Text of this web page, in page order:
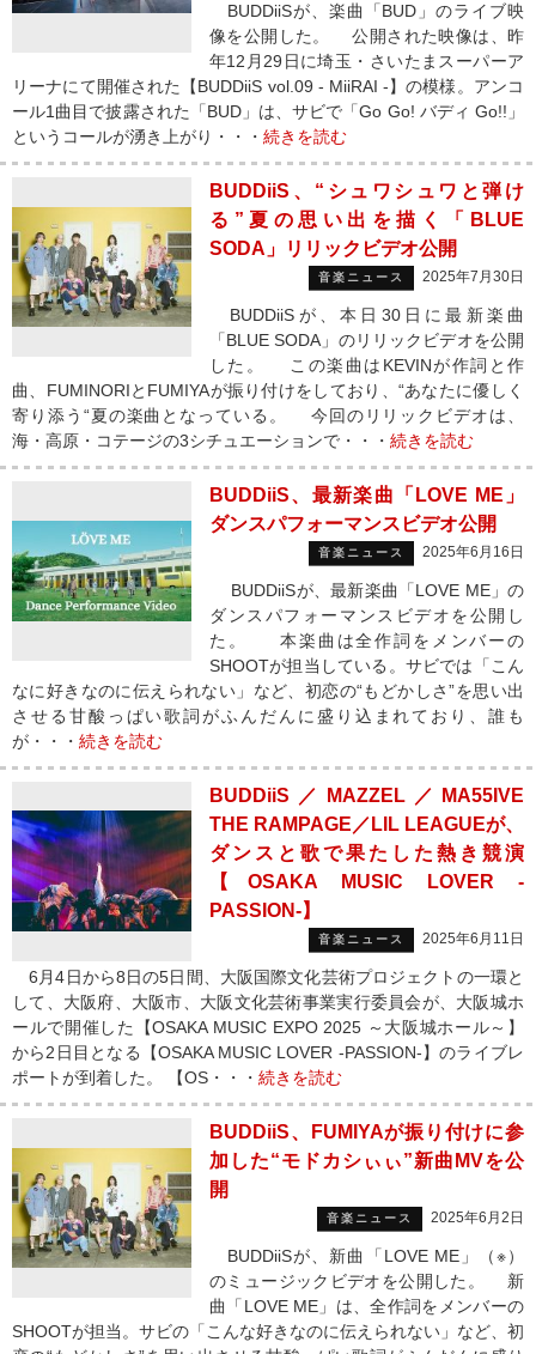
BUDDiiSが、楽曲「BUD」のライブ映
像を公開した。 公開された映像は、昨
年12月29日に埼玉・さいたまスーパーア
リーナにて開催された【BUDDiiS vol.09 - MiiRAI -】の模様。アンコ
ール1曲目で披露された「BUD」は、サビで「Go Go! バディ Go!!」
というコールが湧き上がり・・・ 続きを読む
BUDDiiS、“シュワシュワと弾け
る”夏の思い出を描く「BLUE
SODA」リリックビデオ公開
音楽ニュース 2025年7月30日
BUDDiiSが、本日30日に最新楽曲
「BLUE SODA」のリリックビデオを公開
した。 この楽曲はKEVINが作詞と作
曲、FUMINORIとFUMIYAが振り付けをしており、“あなたに優しく
寄り添う“夏の楽曲となっている。 今回のリリックビデオは、
海・高原・コテージの3シチュエーションで・・・ 続きを読む
BUDDiiS、最新楽曲「LOVE ME」
ダンスパフォーマンスビデオ公開
音楽ニュース 2025年6月16日
BUDDiiSが、最新楽曲「LOVE ME」の
ダンスパフォーマンスビデオを公開し
た。 本楽曲は全作詞をメンバーの
SHOOTが担当している。サビでは「こん
なに好きなのに伝えられない」など、初恋の“もどかしさ”を思い出
させる甘酸っぱい歌詞がふんだんに盛り込まれており、誰も
が・・・ 続きを読む
BUDDiiS／MAZZEL／MA55IVE
THE RAMPAGE／LIL LEAGUEが、
ダンスと歌で果たした熱き競演
【OSAKA MUSIC LOVER -
PASSION-】
音楽ニュース 2025年6月11日
6月4日から8日の5日間、大阪国際文化芸術プロジェクトの一環と
して、大阪府、大阪市、大阪文化芸術事業実行委員会が、大阪城ホ
ールで開催した【OSAKA MUSIC EXPO 2025 ～大阪城ホール～】
から2日目となる【OSAKA MUSIC LOVER -PASSION-】のライブレ
ポートが到着した。 【OS・・・ 続きを読む
BUDDiiS、FUMIYAが振り付けに参
加した“モドカシぃぃ”新曲MVを公
開
音楽ニュース 2025年6月2日
BUDDiiSが、新曲「LOVE ME」（※）
のミュージックビデオを公開した。 新
曲「LOVE ME」は、全作詞をメンバーの
SHOOTが担当。サビの「こんな好きなのに伝えられない」など、初